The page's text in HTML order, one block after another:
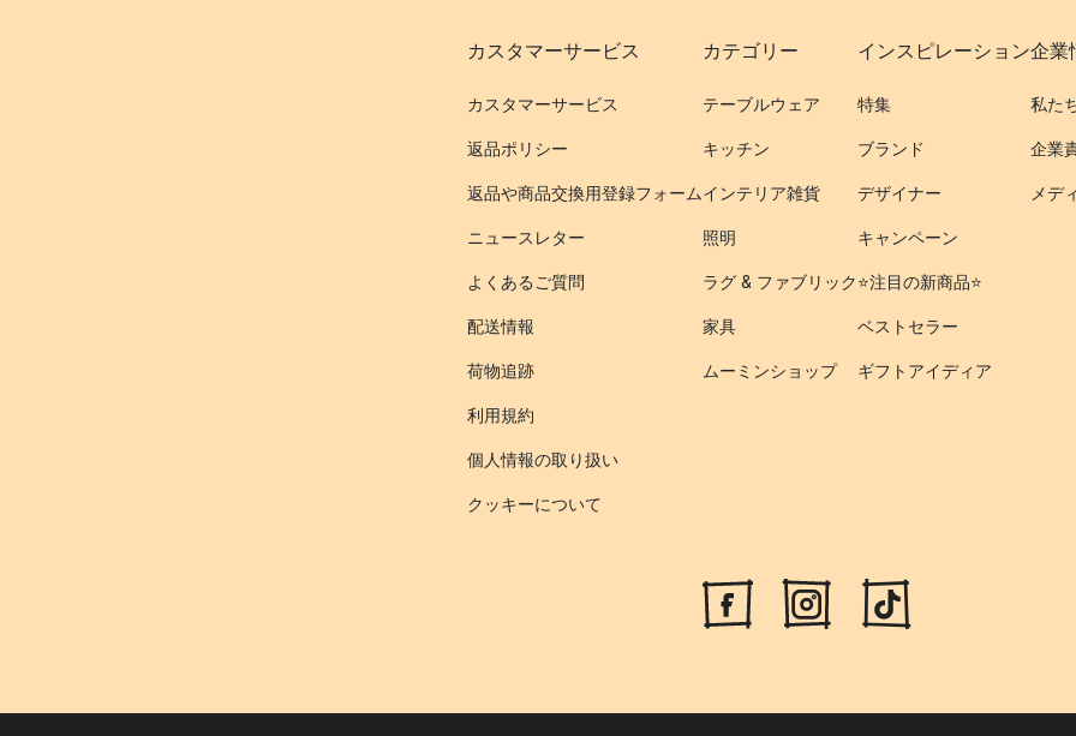
カスタマーサービス
カスタマーサービス
返品ポリシー
返品や商品交換用登録フォーム
ニュースレター
よくあるご質問
配送情報
荷物追跡
利用規約
個人情報の取り扱い
クッキーについて
カテゴリー
テーブルウェア
キッチン
インテリア雑貨
照明
ラグ & ファブリック
家具
ムーミンショップ
インスピレーション
特集
ブランド
デザイナー
キャンペーン
⭐️注目の新商品⭐️
ベストセラー
ギフトアイディア
企業
私た
企業
メデ